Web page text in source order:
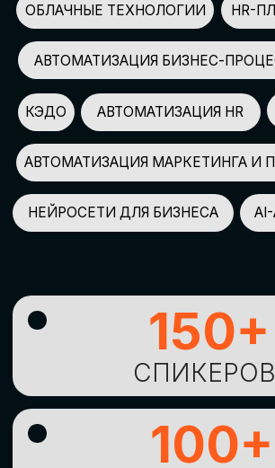
ПАРТНЕРОВ
100+
УЧАСТНИКОВ
2500+
GLOBAL TECH FORUM –
ИЗУЧЕНИЯНОВЫХ
ТЕХНОЛОГИЙИ
СТРАТЕГИЧЕСКИХ
ПОДХОДОВ К ЦИФРОВОЙ
ТРАНСФОРМАЦИИ
БИЗНЕСА